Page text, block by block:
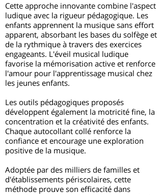
Cette approche innovante combine l'aspect
ludique avec la rigueur pédagogique. Les
enfants apprennent la musique sans effort
apparent, absorbant les bases du solfège et
de la rythmique à travers des exercices
engageants. L'éveil musical ludique
favorise la mémorisation active et renforce
l'amour pour l'apprentissage musical chez
les jeunes enfants.
Les outils pédagogiques proposés
développent également la motricité fine, la
concentration et la créativité des enfants.
Chaque autocollant collé renforce la
confiance et encourage une exploration
positive de la musique.
Adoptée par des milliers de familles et
d'établissements périscolaires, cette
méthode prouve son efficacité dans